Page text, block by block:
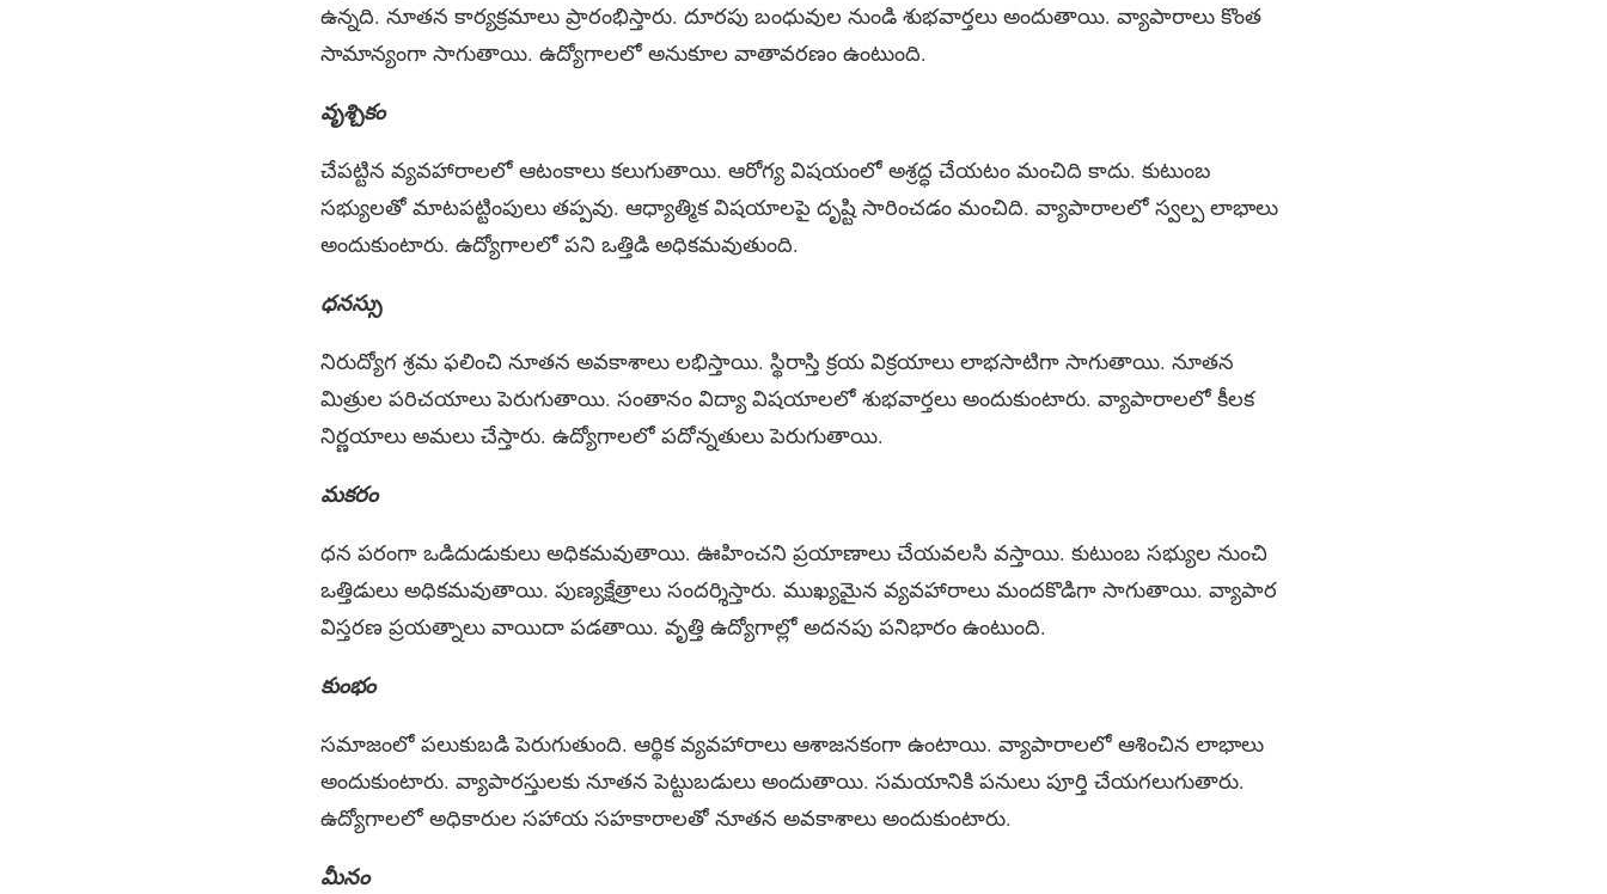
ఉన్నది. నూతన కార్యక్రమాలు ప్రారంభిస్తారు. దూరపు బంధువుల నుండి శుభవార్తలు అందుతాయి. వ్యాపారాలు కొంత
సామాన్యంగా సాగుతాయి. ఉద్యోగాలలో అనుకూల వాతావరణం ఉంటుంది.
వృశ్చికం
చేపట్టిన వ్యవహారాలలో ఆటంకాలు కలుగుతాయి. ఆరోగ్య విషయంలో అశ్రద్ధ చేయటం మంచిది కాదు. కుటుంబ
సభ్యులతో మాటపట్టింపులు తప్పవు. ఆధ్యాత్మిక విషయాలపై దృష్టి సారించడం మంచిది. వ్యాపారాలలో స్వల్ప లాభాలు
అందుకుంటారు. ఉద్యోగాలలో పని ఒత్తిడి అధికమవుతుంది.
ధనస్సు
నిరుద్యోగ శ్రమ ఫలించి నూతన అవకాశాలు లభిస్తాయి. స్థిరాస్తి క్రయ విక్రయాలు లాభసాటిగా సాగుతాయి. నూతన
మిత్రుల పరిచయాలు పెరుగుతాయి. సంతానం విద్యా విషయాలలో శుభవార్తలు అందుకుంటారు. వ్యాపారాలలో కీలక
నిర్ణయాలు అమలు చేస్తారు. ఉద్యోగాలలో పదోన్నతులు పెరుగుతాయి.
మకరం
ధన పరంగా ఒడిదుడుకులు అధికమవుతాయి. ఊహించని ప్రయాణాలు చేయవలసి వస్తాయి. కుటుంబ సభ్యుల నుంచి
ఒత్తిడులు అధికమవుతాయి. పుణ్యక్షేత్రాలు సందర్శిస్తారు. ముఖ్యమైన వ్యవహారాలు మందకొడిగా సాగుతాయి. వ్యాపార
విస్తరణ ప్రయత్నాలు వాయిదా పడతాయి. వృత్తి ఉద్యోగాల్లో అదనపు పనిభారం ఉంటుంది.
కుంభం
సమాజంలో పలుకుబడి పెరుగుతుంది. ఆర్థిక వ్యవహారాలు ఆశాజనకంగా ఉంటాయి. వ్యాపారాలలో ఆశించిన లాభాలు
అందుకుంటారు. వ్యాపారస్తులకు నూతన పెట్టుబడులు అందుతాయి. సమయానికి పనులు పూర్తి చేయగలుగుతారు.
ఉద్యోగాలలో అధికారుల సహాయ సహకారాలతో నూతన అవకాశాలు అందుకుంటారు.
మీనం